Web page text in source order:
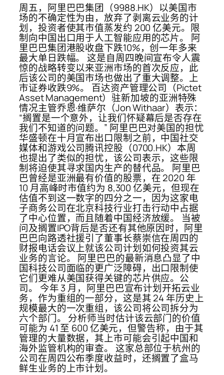
周五，阿里巴巴集团（9988.HK）以美国市
场的不确定性为由，放弃了剥离云业务的计
划，投资者使其市值蒸发约 200 亿美元。限
制向中国出口用于人工智能应用的芯片。 阿
里巴巴集团港股收盘下跌10%，创一年多来
最大单日跌幅。 这是自周四晚间宣布令人震
惊的战略转变以来亚洲市场的首次反应，此
后该公司的美国市场也做出了重大调整。上
市证券收跌9%。 百达资产管理公司（Pictet
Asset Management）驻新加坡的亚洲特殊
情况主管乔恩·维萨尔（Jon Withaar）表示：
“搁置是一个意外，让我们怀疑幕后是否存在
我们不知道的问题。” 阿里巴巴对美国的担忧
华盛顿在十月宣布出口限制之前，中国社交
媒体和游戏公司腾讯控股（0700.HK）本周
也提出了类似的担忧，该公司表示，这些限
制将迫使其寻求国内生产的替代品。 阿里巴
巴曾经是亚洲最有价值的股票，在 2020 年
10 月高峰时市值约为 8,300 亿美元，但现在
估值不到这一数字的四分之一，因为这家电
子商务公司在北京科技行业打击行动中占据
了中心位置，而且随着中国经济放缓。 当被
问及搁置IPO背后是否还有其他原因时，阿里
巴巴向路透社援引了董事长蔡崇信在周四的
财报电话会议上就该公司计划如何投资其云
业务的言论。 阿里巴巴的最新消息凸显了中
国科技公司面临的更广泛障碍，出口限制使
它们更难从美国获得关键的芯片供应。公
司。 今年 3 月，阿里巴巴宣布计划开拓云业
务，作为重组的一部分，这是其 24 年历史上
规模最大的一次重组，该公司将公司拆分为
六个部门。 分析师当时估计该云部门的价值
可能为 41 至 600 亿美元，但警告称，由于其
管理的大量数据，其上市可能会引起中国和
海外监管机构的审查。 这家总部位于杭州的
公司在周四公布季度收益时，还搁置了盒马
鲜生业务的上市计划。